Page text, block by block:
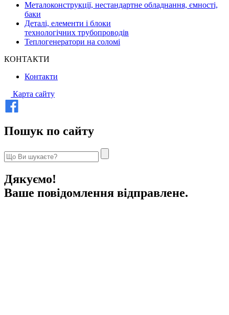
Металоконструкції, нестандартне обладнання, ємності,
баки
Деталі, елементи і блоки
технологічних трубопроводів
Теплогенератори на соломі
КОНТАКТИ
Контакти
Карта сайту
Пошук по сайту
Дякуємо!
Ваше повідомлення відправлене.